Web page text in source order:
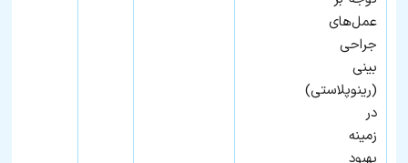
عمل‌های
جراحی
بینی
(رینوپلاستی)
در
زمینه